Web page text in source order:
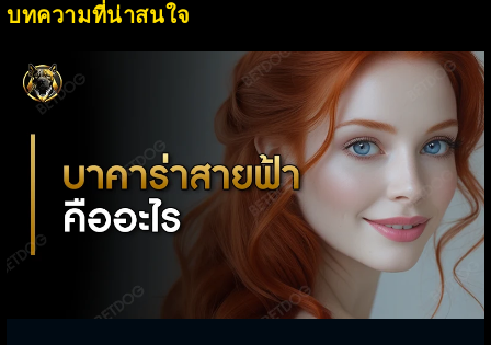
บทความที่น่าสนใจ